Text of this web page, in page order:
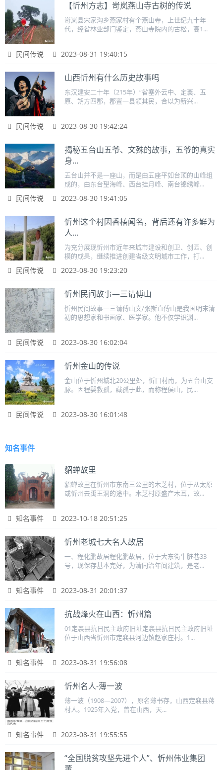
【忻州方志】岢岚燕山寺古树的传说
岢岚县宋家沟乡燕家村有个燕山寺，上世纪九十年
代，经省林业部门鉴定，燕山寺院内的古松，高1...
民间传说 2023-08-31 19:40:15
山西忻州有什么历史故事吗
东汉建安二十年（215年）“省塞外云中、定襄、五
原、朔方四郡，郡置一县领其民，合以为新兴...
民间传说 2023-08-30 19:42:24
揭秘五台山五爷、文殊的故事，五爷的真实
身...
五台山并不是一座山，而是由五座平如台顶的山峰组
成的，由东台望海峰、西台挂月峰、南台锦绣峰...
民间传说 2023-08-30 19:41:05
忻州这个村因香椿闻名，背后还有许多鲜为
人...
为充分展现忻州市近年来城市建设和创卫、创园、创
模的成果，继续推进创建省级文明城市工作，打...
民间传说 2023-08-30 19:23:20
忻州民间故事—三请傅山
忻州民间故事—三请傅山文/张斯直傅山是我国明末清
初的思想家和书画家、医学家。他不仅学识渊...
民间传说 2023-08-30 16:02:04
忻州金山的传说
金山位于忻州城北20公里处，忻囗村南，为五台山支
脉。因程婴救孤，藏孤于此，而称程侯山，民...
民间传说 2023-08-30 16:01:48
知名事件
貂蝉故里
貂蝉故里在忻州市东南三公里的木芝村，位于从太原
或忻州去禹王洞的途中。木芝村原盛产木耳，故...
知名事件 2023-10-18 20:51:25
忻州老城七大名人故居
一、程化鹏故居程化鹏故居，位于大东街牛脏巷33
号，现保存基本完好，为清同治年间建筑，是老...
知名事件 2023-08-31 20:01:37
抗战烽火在山西：忻州篇
01定襄县抗日民主政府旧址定襄县抗日民主政府旧址
位于山西省忻州市定襄县河边镇赵家庄村。1...
知名事件 2023-08-31 19:56:08
忻州名人-薄一波
薄一波（1908—2007），原名薄书存，山西定襄县蒋
村人。1925年入党，曾在山西，天...
知名事件 2023-08-31 19:55:55
“全国脱贫攻坚先进个人”、忻州伟业集团